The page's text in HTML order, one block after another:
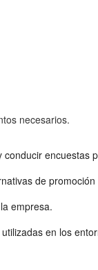
necesarios.
encuestas
de
empresa.
en los